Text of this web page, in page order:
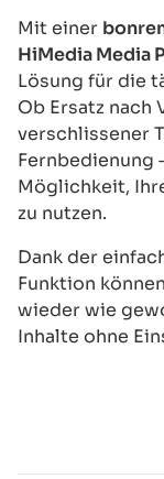
Mit einer
HiMedia Media
Lösung für die
Ob Ersatz nach
verschlissener
Fernbedienung
Möglichkeit,
zu nutzen.
Dank der
Funktion
wieder wie
Inhalte ohne